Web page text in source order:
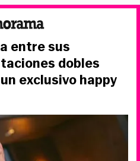
entre sus
dobles
exclusivo happy